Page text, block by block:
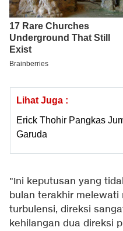
Lihat Juga :
Erick Thohir Pangkas
Garuda
"Ini keputusan yang
bulan terakhir melewati
turbulensi, direksi
kehilangan dua direksi